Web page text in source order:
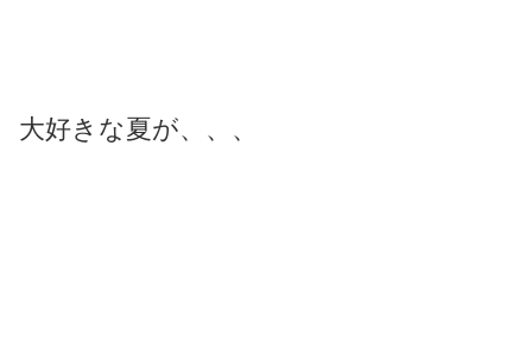
大好きな夏が、、、